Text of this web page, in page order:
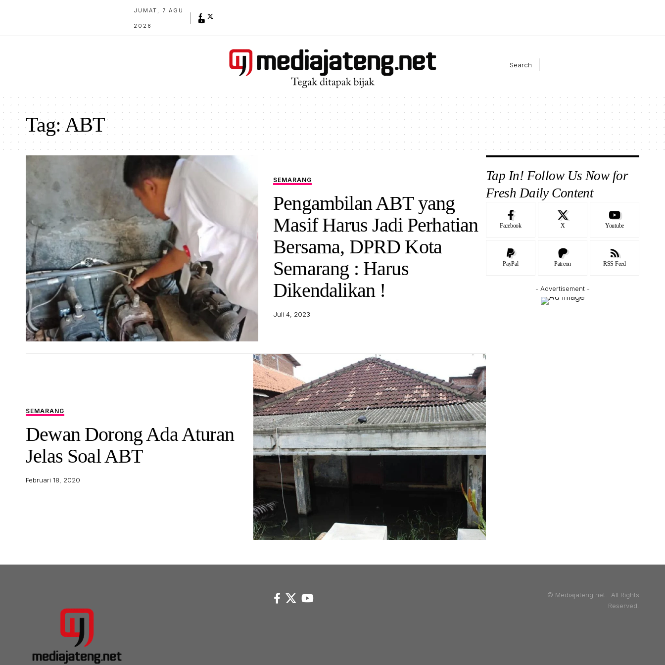
JUMAT, 7 AGU
2026
Search
Tag:ABT
SEMARANG
Pengambilan ABT yang
Masif Harus Jadi Perhatian
Bersama, DPRD Kota
Semarang : Harus
Dikendalikan !
Juli 4, 2023
SEMARANG
Dewan Dorong Ada Aturan
Jelas Soal ABT
Februari 18, 2020
Tap In! Follow Us Now for
Fresh Daily Content
Facebook X Youtube
PayPal Patreon RSS Feed
- Advertisement -
© Mediajateng.net. All Rights
Reserved.